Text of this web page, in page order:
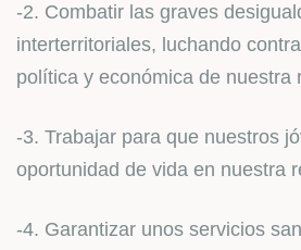
-2. Combatir las graves
interterritoriales, luchando
política y económica de nuestra
-3. Trabajar para que nuestros
oportunidad de vida en nuestra
-4. Garantizar unos servicios